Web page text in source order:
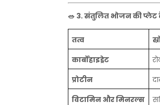
🥗 3.संतुलित भोजनकीप्लेट
तत्व
कार्बोहाइड्रेट
प्रोटीन
विटामिन औरमिनरल्स